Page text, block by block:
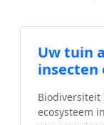
Uw tuin
insecten
Biodiversiteit
ecosysteem